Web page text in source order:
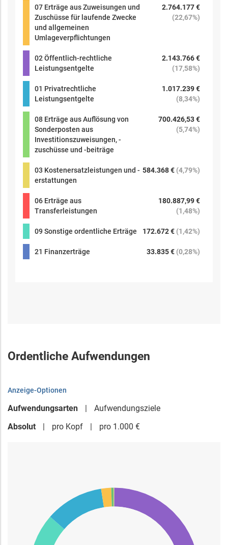
07 Erträge aus Zuweisungen und
Zuschüsse für laufende Zwecke
und allgemeinen
Umlageverpflichtungen
2.764.177 €
(22,67%)
02 Öffentlich-rechtliche
Leistungsentgelte
2.143.766 €
(17,58%)
01 Privatrechtliche
Leistungsentgelte
1.017.239 €
(8,34%)
08 Erträge aus Auflösung von
Sonderposten aus
Investitionszuweisungen, -
zuschüsse und -beiträge
700.426,53 €
(5,74%)
03 Kostenersatzleistungen und -
erstattungen
584.368 € (4,79%)
06 Erträge aus
Transferleistungen
180.887,99 €
(1,48%)
09 Sonstige ordentliche Erträge 172.672 € (1,42%)
21 Finanzerträge 33.835 € (0,28%)
Ordentliche Aufwendungen
Anzeige-Optionen
Aufwendungsarten
Aufwendungsziele
Absolut
pro Kopf pro 1.000 €